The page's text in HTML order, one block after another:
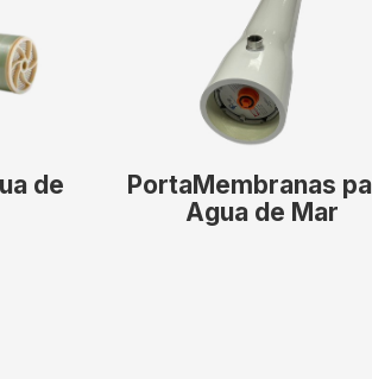
de
PortaMembranas
Agua de Mar